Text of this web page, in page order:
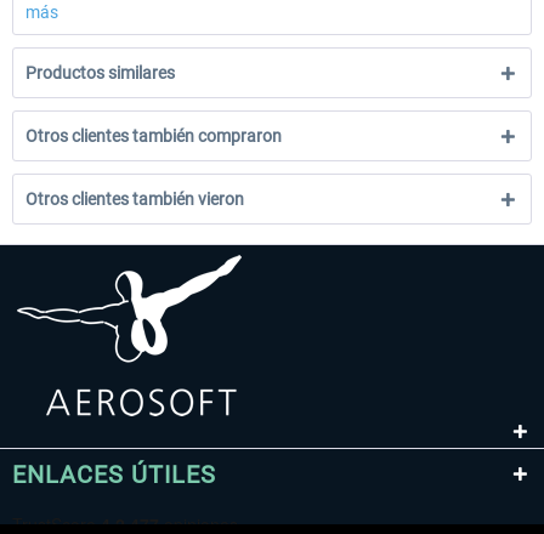
más
Productos similares
Otros clientes también compraron
Otros clientes también vieron
ENLACES ÚTILES